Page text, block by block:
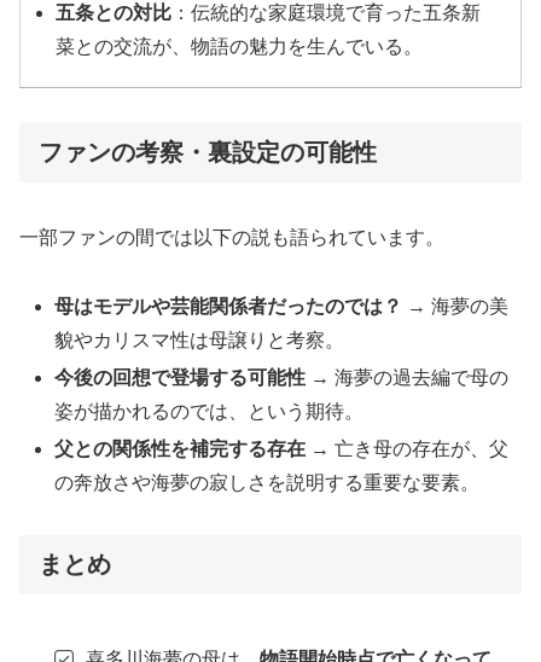
五条との対比 ：伝統的な家庭環境で育った五条新
菜との交流が、物語の魅力を生んでいる。
ファンの考察・裏設定の可能性
一部ファンの間では以下の説も語られています。
母はモデルや芸能関係者だったのでは？ → 海夢の美
貌やカリスマ性は母譲りと考察。
今後の回想で登場する可能性 → 海夢の過去編で母の
姿が描かれるのでは、という期待。
父との関係性を補完する存在 → 亡き母の存在が、父
の奔放さや海夢の寂しさを説明する重要な要素。
まとめ